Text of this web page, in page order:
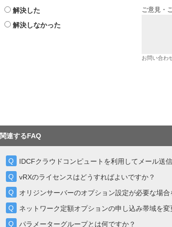
解決した
解決しなかった
ご意見・
お問い合わ
関連するFAQ
IDCFクラウドコンピュートを利用してメール送
vRXのライセンスはどうすればよいですか？
オリジンサーバーのオプション設定が必要な場合
ネットワーク定額オプションの申し込み帯域を変
パラメーターグループとは何ですか？